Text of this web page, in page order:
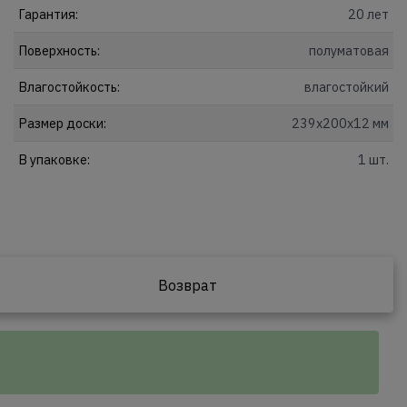
Гарантия: 20 лет
Поверхность: полуматовая
Влагостойкость: влагостойкий
Размер доски: 239x200x12 мм
В упаковке: 1 шт.
Возврат